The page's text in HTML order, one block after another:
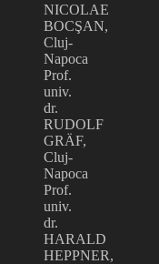
NICOLAE
BOCŞAN,
Cluj-
Napoca
Prof.
univ.
dr.
RUDOLF
GRÄF,
Cluj-
Napoca
Prof.
univ.
dr.
HARALD
HEPPNER,